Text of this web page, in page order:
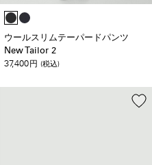
ウールスリムテーパードパンツ
New Tailor 2
37,400 円 (税込)